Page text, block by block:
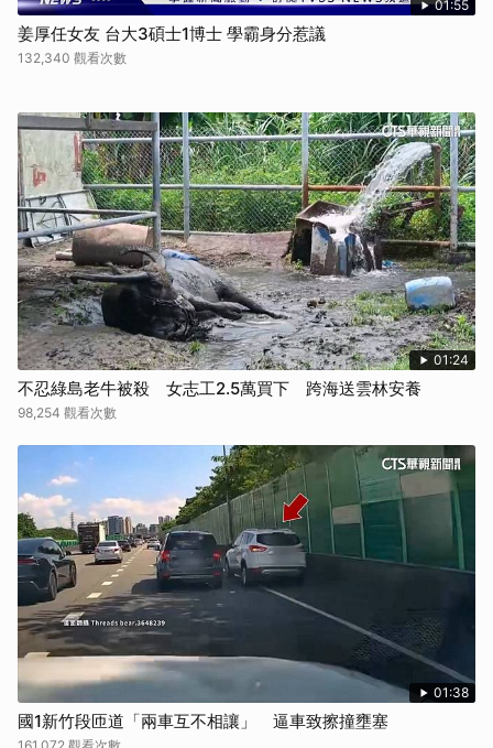
01:55
姜厚任女友 台大3碩士1博士 學霸身分惹議
132,340 觀看次數
01:24
不忍綠島老牛被殺 女志工2.5萬買下 跨海送雲林安養
98,254 觀看次數
01:38
國1新竹段匝道「兩車互不相讓」 逼車致擦撞壅塞